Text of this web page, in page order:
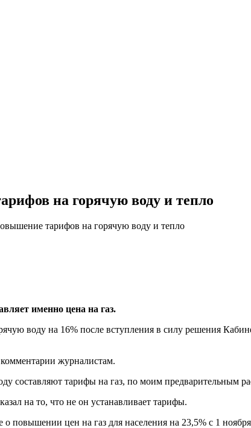
на горячую воду и тепло
тарифов на горячую воду и тепло
именно цена на газ.
воду на 16% после вступления в силу решения
журналистам.
составляют тарифы на газ, по моим предварительным
на то, что не он устанавливает тарифы.
цен на газ для населения на 23,5% с 1 ноября